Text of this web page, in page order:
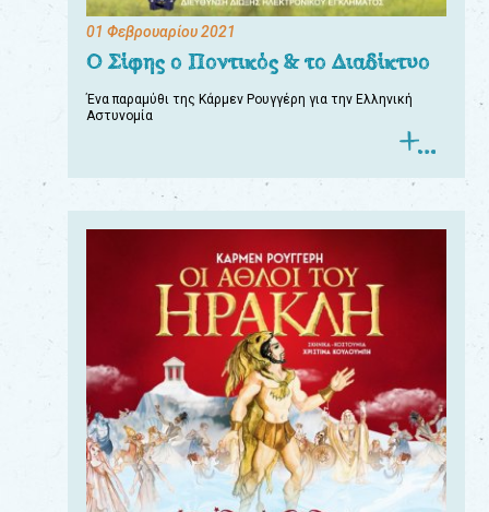
01 Φεβρουαρίου 2021
Ο Σίφης ο Ποντικός & το Διαδίκτυο
Ένα παραμύθι της Κάρμεν Ρουγγέρη για την Ελληνική
Αστυνομία